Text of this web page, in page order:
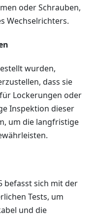
oder Schrauben,
Wechselrichters.
wurden,
dass sie
Lockerungen oder
Inspektion dieser
um die langfristige
befasst sich mit der
Tests, um
und die